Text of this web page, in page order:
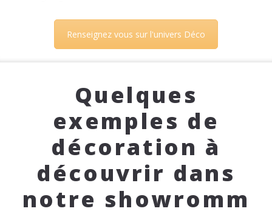
Renseignez vous sur l'univers Déco
Quelques
exemples de
décoration à
découvrir dans
notre showromm